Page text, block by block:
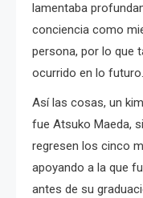
lamentaba
conciencia como
persona, por lo que
ocurrido en lo futuro.
Así las cosas, un
fue Atsuko Maeda,
regresen los cinco
apoyando a la que
antes de su